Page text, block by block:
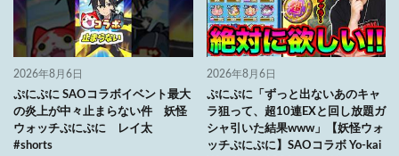
2026年8月6日
ぷにぷに SAOコラボイベント最大
の炎上が中々止まらない件 妖怪
ウォッチぷにぷに レイ太
#shorts
2026年8月6日
ぷにぷに「ずっと出ないあのキャ
ラ狙って、超10連EXと回し放題ガ
シャ引いた結果www」【妖怪ウォ
ッチぷにぷに】SAOコラボ Yo-kai